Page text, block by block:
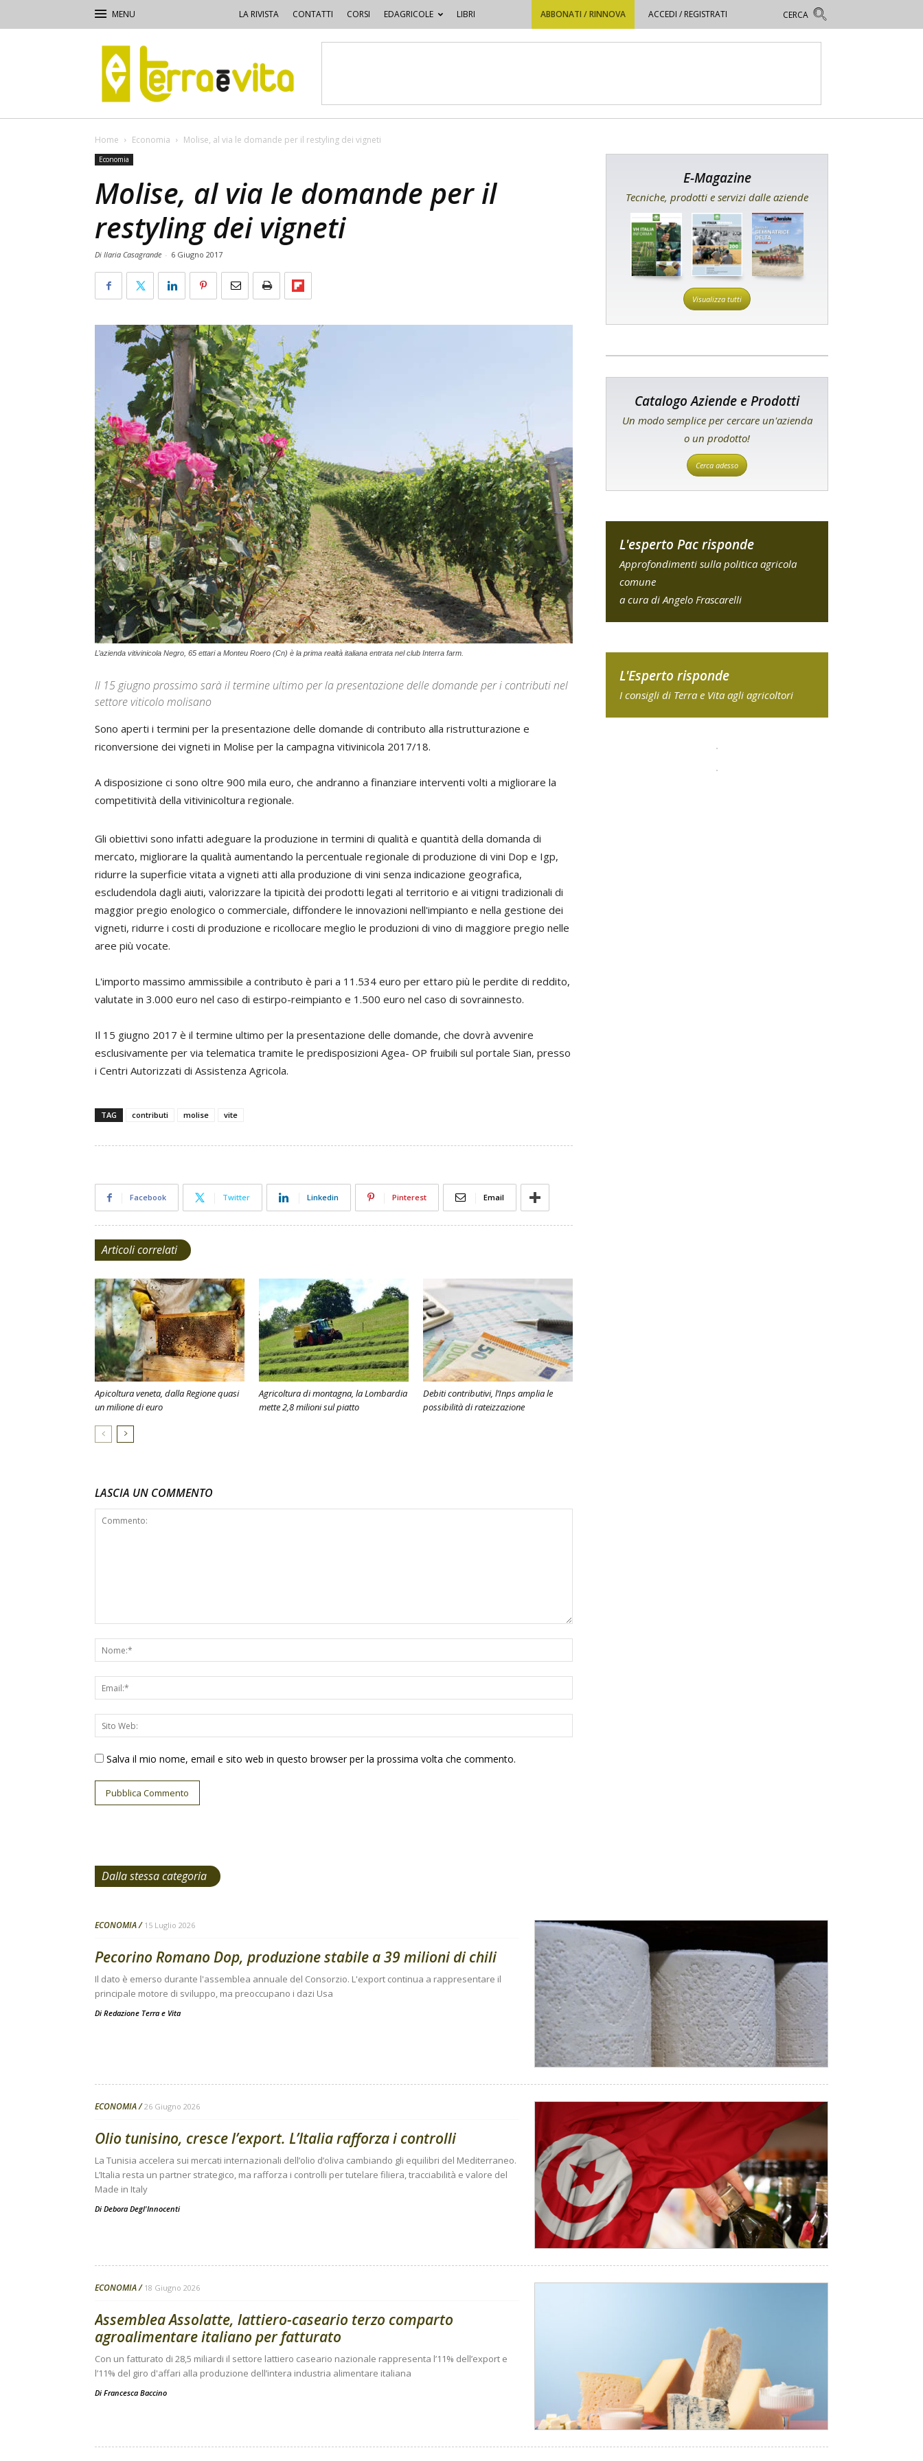
LA RIVISTA CONTATTI CORSI EDAGRICOLE LIBRI ABBONATI / RINNOVA ACCEDI / REGISTRATI
Terra
e
Vita
Home Economia Molise, al via le domande per il restyling dei vigneti
Economia
Molise, al via le domande per il
restyling dei vigneti
Di Ilaria Casagrande - 6 Giugno 2017
L’azienda vitivinicola Negro, 65 ettari a Monteu Roero (Cn) è la prima realtà italiana entrata nel club Interra farm.
Il 15 giugno prossimo sarà il termine ultimo per la presentazione delle domande per i contributi nel
settore viticolo molisano
Sono aperti i termini per la presentazione delle domande di contributo alla ristrutturazione e
riconversione dei vigneti in Molise per la campagna vitivinicola 2017/18.
A disposizione ci sono oltre 900 mila euro, che andranno a finanziare interventi volti a migliorare la
competitività della vitivinicoltura regionale.
Gli obiettivi sono infatti adeguare la produzione in termini di qualità e quantità della domanda di
mercato, migliorare la qualità aumentando la percentuale regionale di produzione di vini Dop e Igp,
ridurre la superficie vitata a vigneti atti alla produzione di vini senza indicazione geografica,
escludendola dagli aiuti, valorizzare la tipicità dei prodotti legati al territorio e ai vitigni tradizionali di
maggior pregio enologico o commerciale, diffondere le innovazioni nell'impianto e nella gestione dei
vigneti, ridurre i costi di produzione e ricollocare meglio le produzioni di vino di maggiore pregio nelle
aree più vocate.
L'importo massimo ammissibile a contributo è pari a 11.534 euro per ettaro più le perdite di reddito,
valutate in 3.000 euro nel caso di estirpo-reimpianto e 1.500 euro nel caso di sovrainnesto.
Il 15 giugno 2017 è il termine ultimo per la presentazione delle domande, che dovrà avvenire
esclusivamente per via telematica tramite le predisposizioni Agea- OP fruibili sul portale Sian, presso
i Centri Autorizzati di Assistenza Agricola.
TAG contributi molise vite
Facebook Twitter Linkedin Pinterest Email
Articoli correlati
Apicoltura veneta, dalla Regione quasi
un milione di euro
Agricoltura di montagna, la Lombardia
mette 2,8 milioni sul piatto
Debiti contributivi, l’Inps amplia le
possibilità di rateizzazione
LASCIA UN COMMENTO
Salva il mio nome, email e sito web in questo browser per la prossima volta che commento.
E-Magazine
Tecniche, prodotti e servizi dalle aziende
Visualizza tutti
Catalogo Aziende e Prodotti
Un modo semplice per cercare un'azienda
o un prodotto!
Cerca adesso
L'esperto Pac risponde
Approfondimenti sulla politica agricola
comune
a cura di Angelo Frascarelli
L'Esperto risponde
I consigli di Terra e Vita agli agricoltori
Dalla stessa categoria
ECONOMIA 15 Luglio 2026
Pecorino Romano Dop, produzione stabile a 39 milioni di chili
Il dato è emerso durante l'assemblea annuale del Consorzio. L'export continua a rappresentare il
principale motore di sviluppo, ma preoccupano i dazi Usa
Di Redazione Terra e Vita
ECONOMIA 26 Giugno 2026
Olio tunisino, cresce l’export. L’Italia rafforza i controlli
La Tunisia accelera sui mercati internazionali dell’olio d’oliva cambiando gli equilibri del Mediterraneo.
L’Italia resta un partner strategico, ma rafforza i controlli per tutelare filiera, tracciabilità e valore del
Made in Italy
Di Debora Degl'Innocenti
ECONOMIA 18 Giugno 2026
Assemblea Assolatte, lattiero-caseario terzo comparto
agroalimentare italiano per fatturato
Con un fatturato di 28,5 miliardi il settore lattiero caseario nazionale rappresenta l’11% dell’export e
l’11% del giro d'affari alla produzione dell’intera industria alimentare italiana
Di Francesca Baccino